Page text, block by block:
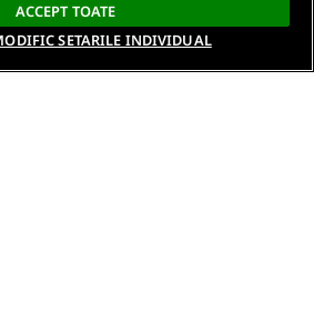
ACCEPT TOATE
SETARILE INDIVIDUAL